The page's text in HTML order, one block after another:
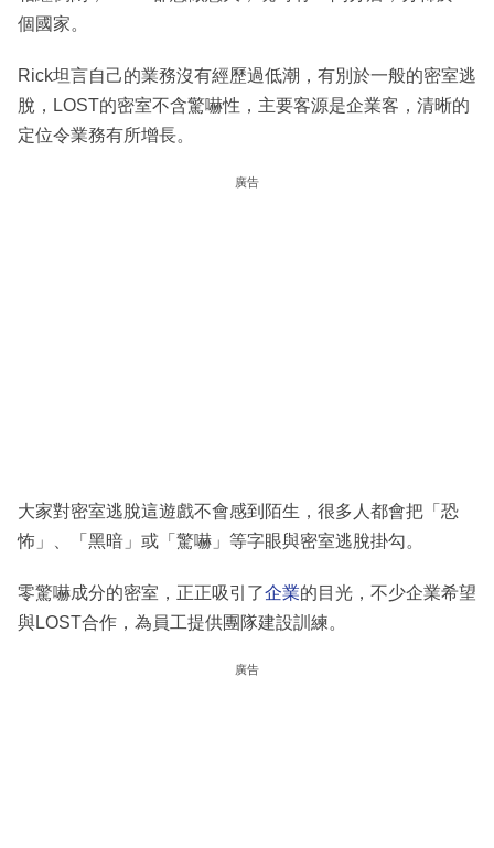
個國家。
Rick坦言自己的業務沒有經歷過低潮，有別於一般的密室逃
脫，LOST的密室不含驚嚇性，主要客源是企業客，清晰的
定位令業務有所增長。
廣告
大家對密室逃脫這遊戲不會感到陌生，很多人都會把「恐
怖」、「黑暗」或「驚嚇」等字眼與密室逃脫掛勾。
零驚嚇成分的密室，正正吸引了企業的目光，不少企業希望
與LOST合作，為員工提供團隊建設訓練。
廣告